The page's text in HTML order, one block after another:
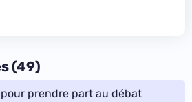
(49)
prendre part au débat